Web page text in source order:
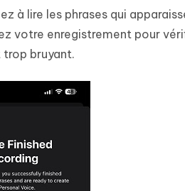
à lire les phrases qui
votre enregistrement pour
bruyant.